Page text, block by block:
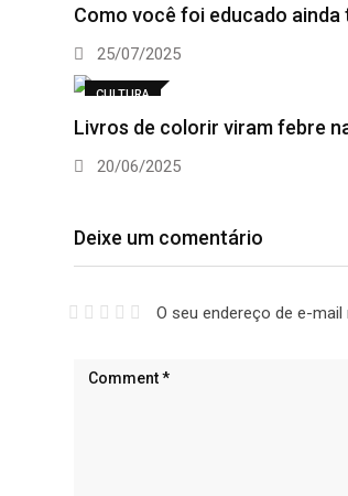
Como você foi educado
25/07/2025
CULTURA
Livros de colorir viram febre
20/06/2025
Deixe um comentário
O seu endereço de e-